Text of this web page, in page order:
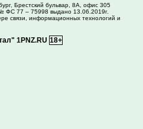
Брестский бульвар, 8А, офис 305
ФС 77 – 75998 выдано 13.06.2019г.
связи, информационных технологий и
1PNZ.RU 18+